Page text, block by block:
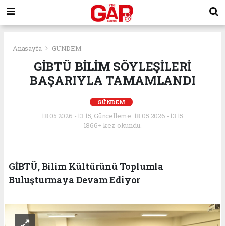
Anasayfa GÜNDEM
GİBTÜ BİLİM SÖYLEŞİLERİ
BAŞARIYLA TAMAMLANDI
GÜNDEM
18.05.2026 - 13:15, Güncelleme: 18.05.2026 - 13:15
1866+ kez okundu.
GİBTÜ, Bilim Kültürünü Toplumla
Buluşturmaya Devam Ediyor